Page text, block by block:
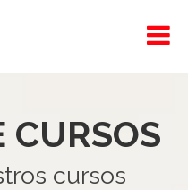
CURSOS
cursos